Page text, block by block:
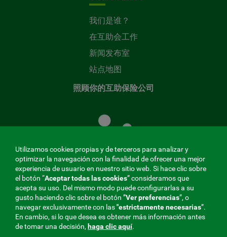
我们是谁？
在互助会工作
新闻发布室
站点地图
照顾你的互助保险公司
共
同
基
金
MENÚ
REDES
Utilizamos cookies propias y de terceros para analizar y
optimizar la navegación con la finalidad de ofrecer una mejor
experiencia de usuario en nuestro sitio web. Si hace clic sobre
el botón “Aceptar todas las cookies” consideramos que
acepta su uso. Del mismo modo puede configurarlas a su
gusto haciendo clic sobre el botón ”Ver preferencias”, o
navegar exclusivamente con las"estrictamentenecesarias”.
En cambio, si lo que desea es obtener más información antes
de tomar una decisión, haga clic aquí.